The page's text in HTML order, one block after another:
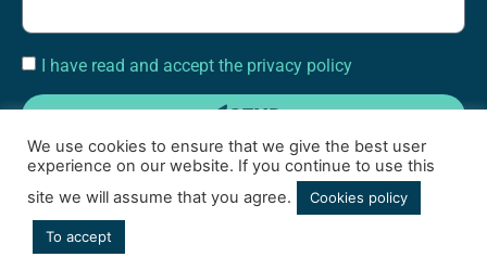
I have read and accept the privacy policy
SEND
Terms of use
We use cookies to ensure that we give the best user
experience on our website. If you continue to use this
site we will assume that you agree.
Cookies policy
To accept